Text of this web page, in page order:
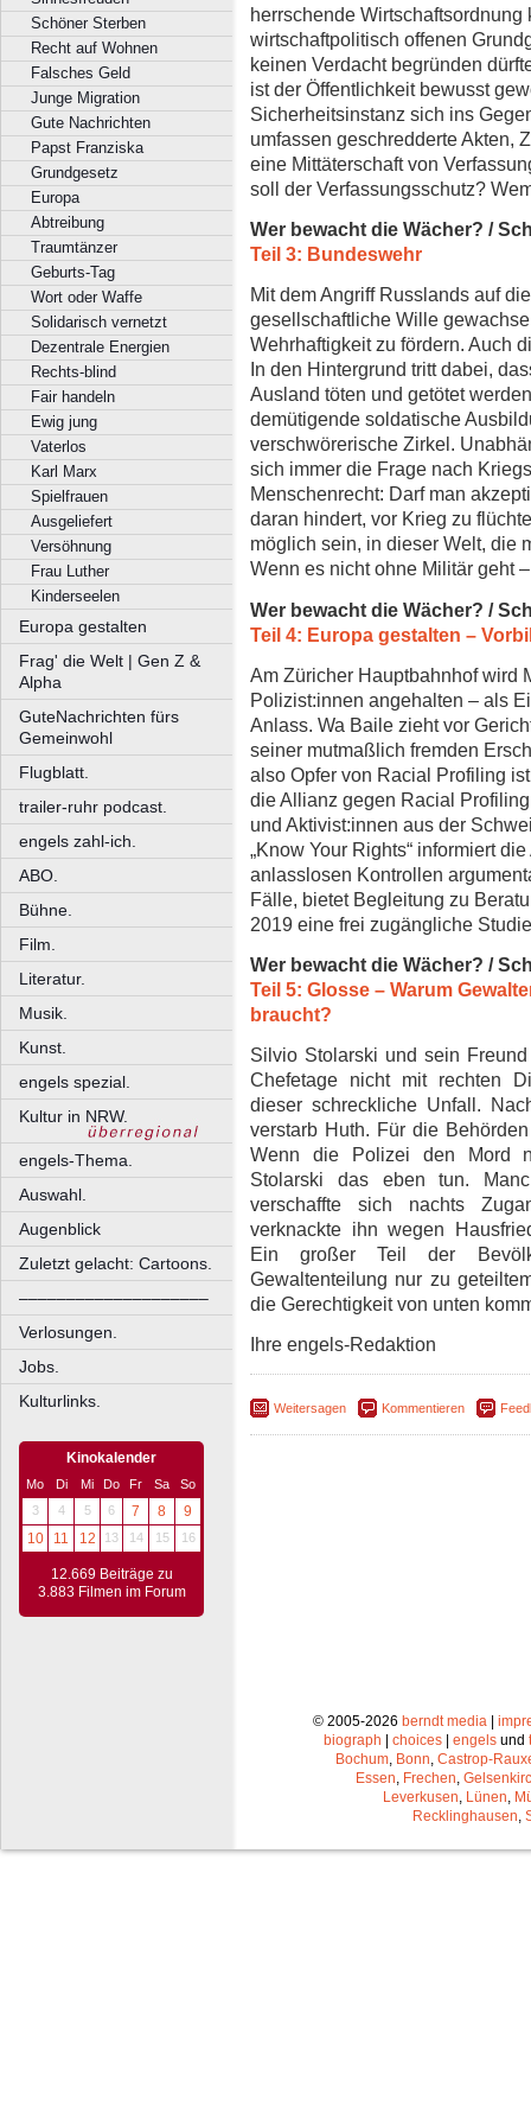
Schöner Sterben
Recht auf Wohnen
Falsches Geld
Junge Migration
Gute Nachrichten
Papst Franziska
Grundgesetz
Europa
Abtreibung
Traumtänzer
Geburts-Tag
Wort oder Waffe
Solidarisch vernetzt
Dezentrale Energien
Rechts-blind
Fair handeln
Ewig jung
Vaterlos
Karl Marx
Spielfrauen
Ausgeliefert
Versöhnung
Frau Luther
Kinderseelen
Europa gestalten
Frag' die Welt | Gen Z &
Alpha
GuteNachrichten fürs
Gemeinwohl
Flugblatt.
trailer-ruhr podcast.
engels zahl-ich.
ABO.
Bühne.
Film.
Literatur.
Musik.
Kunst.
engels spezial.
Kultur in NRW.
engels-Thema.
Auswahl.
Augenblick
Zuletzt gelacht: Cartoons.
––––––––––––––––––––
Verlosungen.
Jobs.
Kulturlinks.
Kinokalender
Mo Di Mi Do Fr Sa
So
3
4 5 6 7 8
9
10
11 12 13 14 15 16
12.669 Beiträge zu
3.883 Filmen im Forum
herrschende
wirtschaftpolitisch offenen
keinen Verdacht begründen
ist der Öffentlichkeit bewusst
Sicherheitsinstanz sich ins
umfassen geschredderte Akten,
eine Mittäterschaft von
soll der Verfassungsschutz?
Wer bewacht die Wächer? /
Teil 3: Bundeswehr
Mit dem Angriff Russlands auf
gesellschaftliche Wille
Wehrhaftigkeit zu fördern. Auch
In den Hintergrund tritt dabei,
Ausland töten und getötet
demütigende soldatische
verschwörerische Zirkel.
sich immer die Frage nach
Menschenrecht: Darf man
daran hindert, vor Krieg zu
möglich sein, in dieser Welt, die
Wenn es nicht ohne Militär geht
Wer bewacht die Wächer? /
Teil 4: Europa gestalten –
Am Züricher Hauptbahnhof wird
Polizist:innen angehalten – als
Anlass. Wa Baile zieht vor
seiner mutmaßlich fremden
also Opfer von Racial Profiling
die Allianz gegen Racial
und Aktivist:innen aus der
„Know Your Rights“ informiert
anlasslosen Kontrollen
Fälle, bietet Begleitung zu
2019 eine frei zugängliche
Wer bewacht die Wächer? /
Teil 5: Glosse – Warum
braucht?
Silvio Stolarski und sein
Chefetage nicht mit rechten
dieser schreckliche Unfall.
verstarb Huth. Für die
Wenn die Polizei den Mord
Stolarski das eben tun.
verschaffte sich nachts
verknackte ihn wegen
Ein großer Teil der
Gewaltenteilung nur zu
die Gerechtigkeit von unten
Ihre engels-Redaktion
Weitersagen Kommentieren
© 2005-2026 berndt media|
biograph
choices engels und
Bochum, Bonn, Castrop-
Essen, Frechen,
Leverkusen, Lünen,
Recklinghausen,